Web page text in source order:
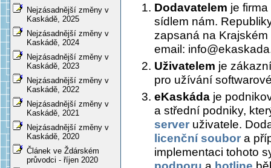
Nejzásadnější změny v
Kaskádě, 2025
Nejzásadnější změny v
Kaskádě, 2024
Nejzásadnější změny v
Kaskádě, 2023
Nejzásadnější změny v
Kaskádě, 2022
Nejzásadnější změny v
Kaskádě, 2021
Nejzásadnější změny v
Kaskádě, 2020
Článek ve Ždárském
průvodci - říjen 2020
Dodavatelem je
sídlem nám.
zapsaná na
email:
Uživatelem je
pro užívání
eKaskáda je
a střední podniky,
server uživatele.
licenční soubor a
implementaci tohoto